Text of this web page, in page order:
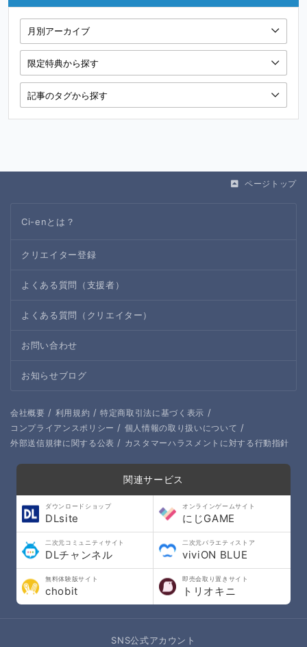
ページトップ
Ci-enとは？
クリエイター登録
よくある質問（支援者）
よくある質問（クリエイター）
お問い合わせ
お知らせブログ
会社概要 / 利用規約 / 特定商取引法に基づく表示 /
コンプライアンスポリシー / 個人情報の取り扱いについて /
外部送信規律に関する公表 / カスタマーハラスメントに対する行動指針
関連サービス
ダウンロードショップ
DLsite
オンラインゲームサイト
にじGAME
二次元コミュニティサイト
DLチャンネル
二次元バラエティストア
viviON BLUE
無料体験版サイト
chobit
即売会取り置きサイト
トリオキニ
SNS公式アカウント